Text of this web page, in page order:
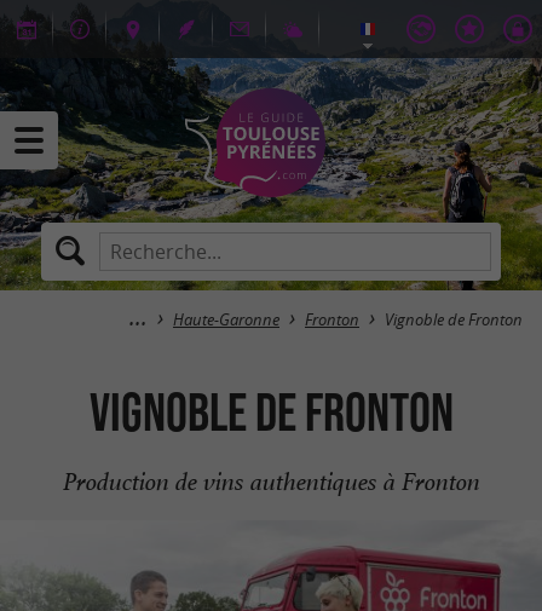
Haute-Garonne Fronton Vignoble de Fronton
Vignoble de Fronton
Production de vins authentiques à Fronton